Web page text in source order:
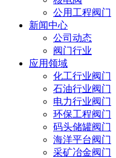
公用工程阀门
新闻中心
公司动态
阀门行业
应用领域
化工行业阀门
石油行业阀门
电力行业阀门
环保工程阀门
码头储罐阀门
海洋平台阀门
采矿冶金阀门